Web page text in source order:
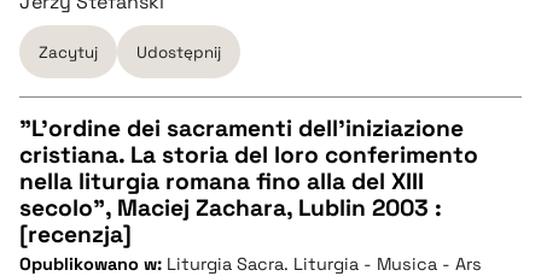
pobierz cytat
Zacytuj Udostępnij
CZYSTY TEKST
pobierz cytat
"L'ordine dei sacramenti dell'iniziazione
cristiana. La storia del loro conferimento
nella liturgia romana fino alla del XIII
secolo", Maciej Zachara, Lublin 2003 :
[recenzja]
Opublikowano w: Liturgia Sacra. Liturgia - Musica - Ars